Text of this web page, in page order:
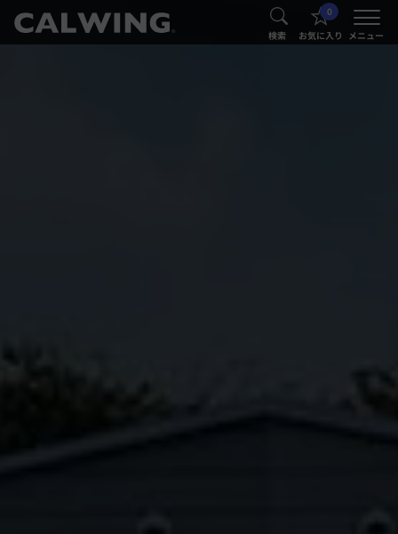
® 検索
0
お気に入り メニュー
®